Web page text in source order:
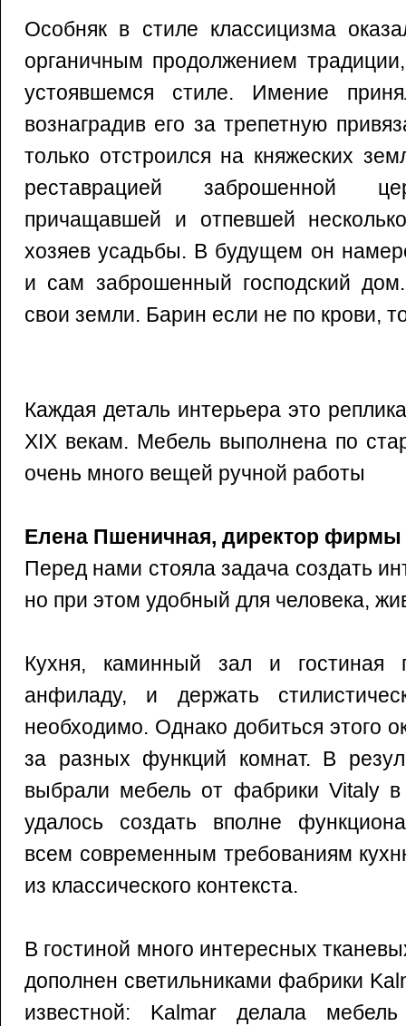
Особняк в стиле классицизма
органичным продолжением
устоявшемся стиле. Имение
вознаградив его за трепетную
только отстроился на княжеских
реставрацией заброшенной
причащавшей и отпевшей
хозяев усадьбы. В будущем он
и сам заброшенный господский
свои земли. Барин если не по крови,
Каждая деталь интерьера это
XIX векам. Мебель выполнена по
очень много вещей ручной работы
Елена Пшеничная, директор
Перед нами стояла задача создать
но при этом удобный для человека,
Кухня, каминный зал и гостиная
анфиладу, и держать
необходимо. Однако добиться этого
за разных функций комнат. В
выбрали мебель от фабрики Vitaly в
удалось создать вполне
всем современным требованиям
из классического контекста.
В гостиной много интересных
дополнен светильниками фабрики
известной: Kalmar делала мебель